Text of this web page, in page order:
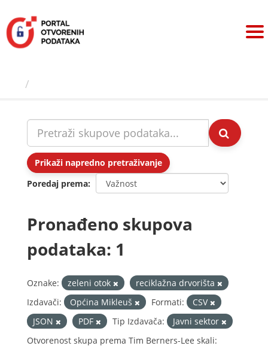
sadržaj
Prikaži napredno pretraživanje
Poredaj prema
Pronađeno skupova
podataka: 1
Oznake: zeleni otok
reciklažna drvorišta
Izdavači:
Općina Mikleuš Formati:
CSV
JSON
PDF Tip Izdavača:
Javni sektor
Otvorenost skupa prema Tim Berners-Lee skali: